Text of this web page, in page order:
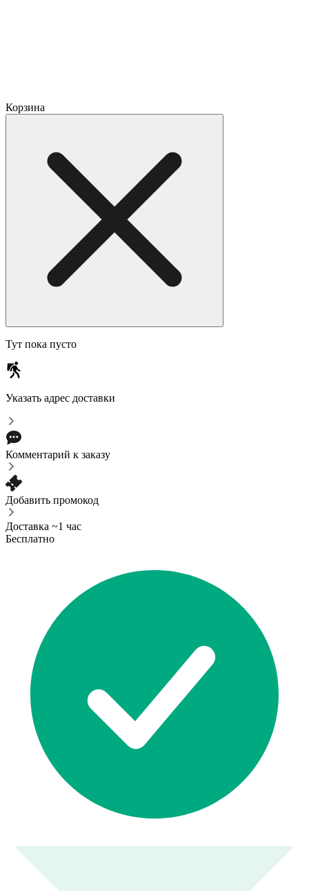
Корзина
Тут пока пусто
Указать адрес доставки
Комментарий к заказу
Добавить промокод
Доставка ~1 час
Бесплатно